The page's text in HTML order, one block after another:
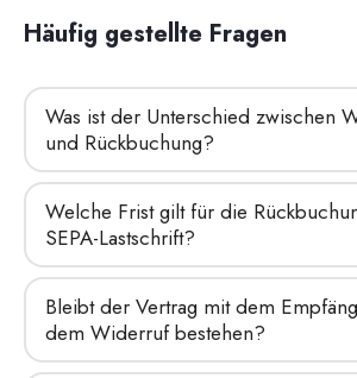
Häufig gestellte Fragen
Was ist der Unterschied zwischen
und Rückbuchung?
Welche Frist gilt für die
SEPA-Lastschrift?
Bleibt der Vertrag mit dem
dem Widerruf bestehen?